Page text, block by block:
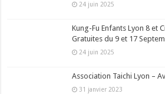
24 juin 2025
Kung-Fu Enfants Lyon 8 et
Gratuites du 9 et 17
24 juin 2025
Association Taichi Lyon –
31 janvier 2023